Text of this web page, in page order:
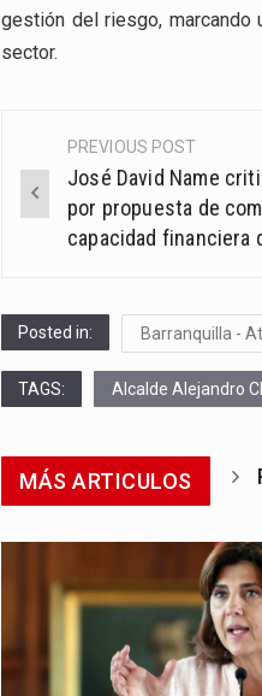
gestión del riesgo,
sector.
Post
navigation
PREVIOUS POST
José David Name
por propuesta de
capacidad financiera
Posted in: Barranquilla -
TAGS: Alcalde Alejandro
MÁS ARTICULOS